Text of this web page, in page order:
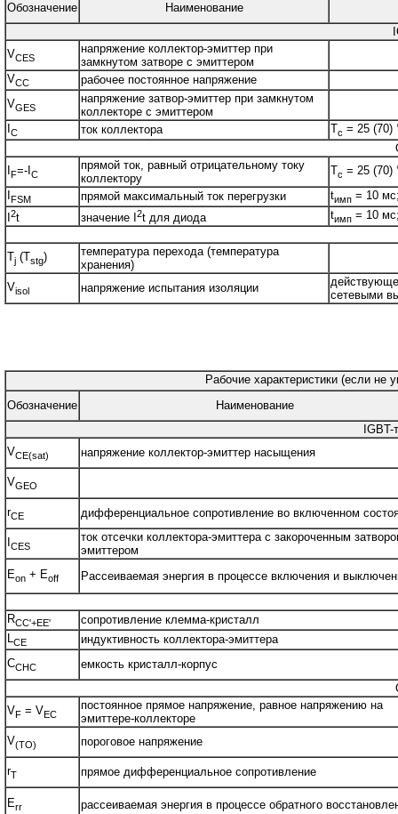
Обозначение
Наименование
VCES
напряжение коллектор-эмиттер при
замкнутом затворе с эмиттером
VCC
рабочее постоянное напряжение
VGES
напряжение затвор-эмиттер при замкнутом
коллекторе с эмиттером
C ток коллектора Tc = 25 (70)
F=-I C
прямой ток, равный отрицательному току
коллектору
Tc = 25 (70)
FSM прямой максимальный ток перегрузки tимп = 10
2t значение I 2t для диода tимп = 10
Tj (Tstg)
температура перехода (температура
хранения)
Visol напряжение испытания изоляции
сетевыми
Рабочие характеристики (если не
Обозначение
Наименование
IGBT-
VCE(sat) напряжение коллектор-эмиттер насыщения
VGEO
rCE дифференциальное сопротивление во включенном
CES
ток отсечки коллектора-эмиттера с закороченным
эмиттером
Eon + Eoff Рассеиваемая энергия в процессе включения и
RCC'+EE'
сопротивление клемма-кристалл
LCE
индуктивность коллектора-эмиттера
CCHC
емкость кристалл-корпус
VF = VEC
постоянное прямое напряжение, равное напряжению на
эмиттере-коллекторе
V(TO) пороговое напряжение
rT прямое дифференциальное сопротивление
Err
рассеиваемая энергия в процессе обратного